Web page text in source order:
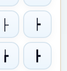
├ ┝
┢ ┣